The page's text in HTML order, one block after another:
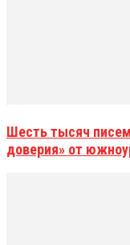
Шесть тысяч писем
доверия» от